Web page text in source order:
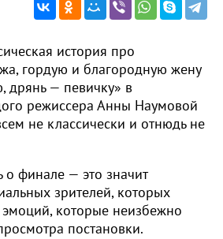
история про
гордую и благородную жену
дрянь — певичку» в
режиссера Анны Наумовой
не классически и отнюдь не
о финале — это значит
зрителей, которых
эмоций, которые неизбежно
постановки.